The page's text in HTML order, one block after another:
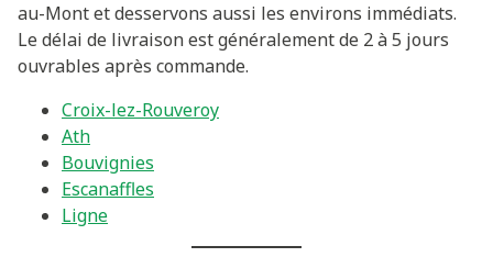
au-Mont et desservons aussi les environs immédiats.
Le délai de livraison est généralement de 2 à 5 jours
ouvrables après commande.
Croix-lez-Rouveroy
Ath
Bouvignies
Escanaffles
Ligne